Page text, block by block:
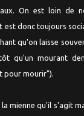
On est loin de
est donc toujours
qu'on laisse
qu'un mourant
pour mourir").
mienne qu'il s'agit